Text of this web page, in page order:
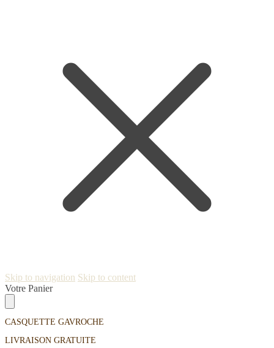
Skip to navigation Skip to content
Votre Panier
CASQUETTE GAVROCHE
LIVRAISON GRATUITE